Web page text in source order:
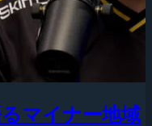
マイナー地域